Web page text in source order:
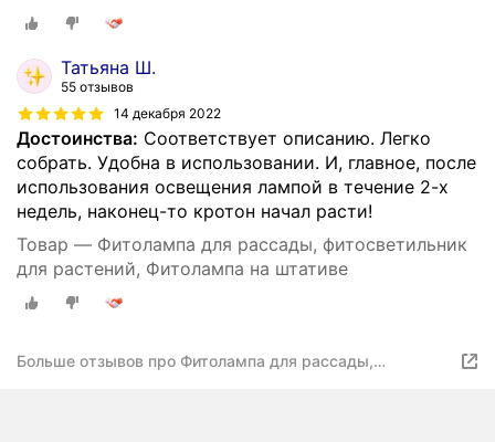
Татьяна Ш.
55 отзывов
14 декабря 2022
Достоинства: Соответствует описанию. Легко
собрать. Удобна в использовании. И, главное, после
использования освещения лампой в течение 2-х
недель, наконец-то кротон начал расти!
Товар — Фитолампа для рассады, фитосветильник
для растений, Фитолампа на штативе
Больше отзывов про Фитолампа для рассады,